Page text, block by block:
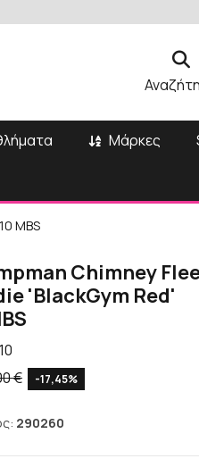
Μάρκες
MBS
Chimney
'BlackGym Red'
€ -17,45%
290260